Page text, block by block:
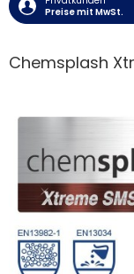
Preise mit MwSt.
Chemsplash